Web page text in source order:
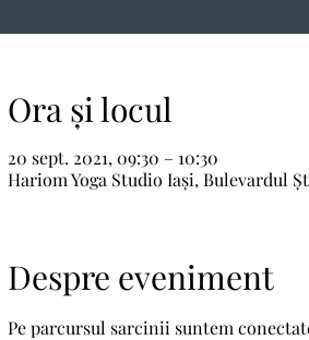
Ora și locul
20 sept. 2021, 09:30 – 10:30
Hariom Yoga Studio Iași, Bulevardul
Despre eveniment
Pe parcursul sarcinii suntem